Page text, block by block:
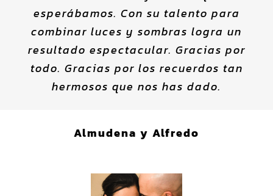
esperábamos. Con su talento para
combinar luces y sombras logra un
resultado espectacular. Gracias por
todo. Gracias por los recuerdos tan
hermosos que nos has dado.
Almudena y Alfredo